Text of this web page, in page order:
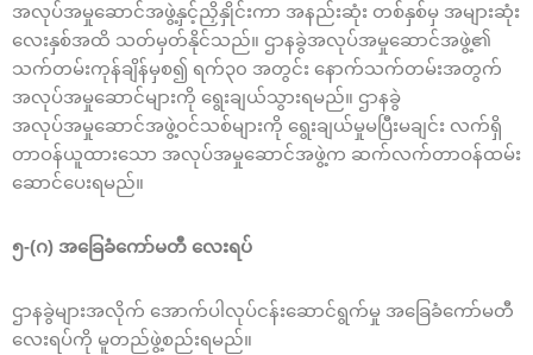
အလုပ်အမှုဆောင်အဖွဲ့နှင့်ညှိနှိုင်းကာ အနည်းဆုံး တစ်နှစ်မှ အများဆုံး
လေးနှစ်အထိ သတ်မှတ်နိုင်သည်။ ဌာနခွဲအလုပ်အမှုဆောင်အဖွဲ့၏
သက်တမ်းကုန်ချိန်မှစ၍ ရက်၃၀ အတွင်း နောက်သက်တမ်းအတွက်
အလုပ်အမှုဆောင်များကို ရွေးချယ်သွားရမည်။ ဌာနခွဲ
အလုပ်အမှုဆောင်အဖွဲ့ဝင်သစ်များကို ရွေးချယ်မှုမပြီးမချင်း လက်ရှိ
တာဝန်ယူထားသော အလုပ်အမှုဆောင်အဖွဲ့က ဆက်လက်တာဝန်ထမ်း
ဆောင်ပေးရမည်။
၅-(ဂ) အခြေခံကော်မတီ လေးရပ်
ဌာနခွဲများအလိုက် အောက်ပါလုပ်ငန်းဆောင်ရွက်မှု အခြေခံကော်မတီ
လေးရပ်ကို မူတည်ဖွဲ့စည်းရမည်။